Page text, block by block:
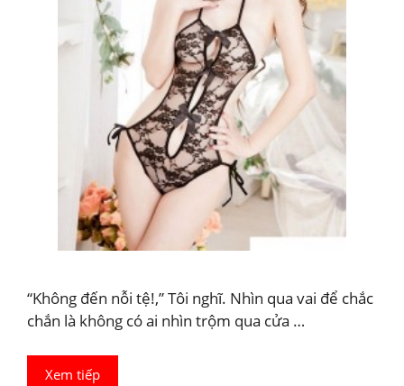
“Không đến nỗi tệ!,” Tôi nghĩ. Nhìn qua vai để chắc
chắn là không có ai nhìn trộm qua cửa …
Xem tiếp